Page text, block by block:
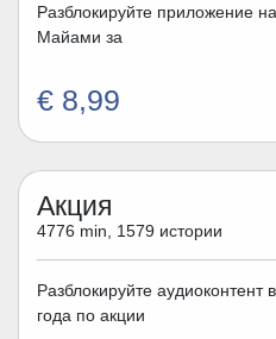
Разблокируйте приложение
Майами за
€ 8,99
Акция
4776 min, 1579 истории
Разблокируйте аудиоконтент
года по акции